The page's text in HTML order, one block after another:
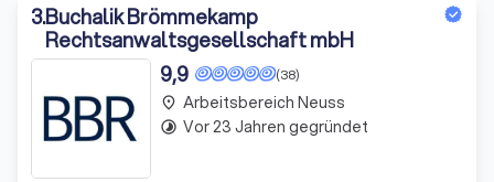
3.Buchalik Brömmekamp
Rechtsanwaltsgesellschaft mbH
(38)
9,9
place Arbeitsbereich Neuss
timelapse Vor 23 Jahren gegründet